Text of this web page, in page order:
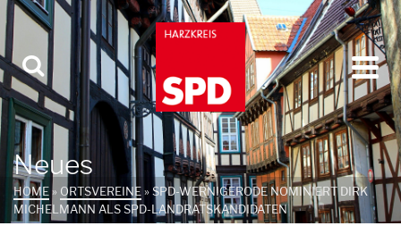
Neues
HOME» ORTSVEREINE»SPD-WERNIGERODE NOMINIERT DIRK
MICHELMANN ALS SPD-LANDRATSKANDIDATEN